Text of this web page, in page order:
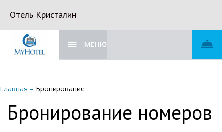
Отель Кристалин
МЕНЮ
Главная – Бронирование
Бронирование номеров